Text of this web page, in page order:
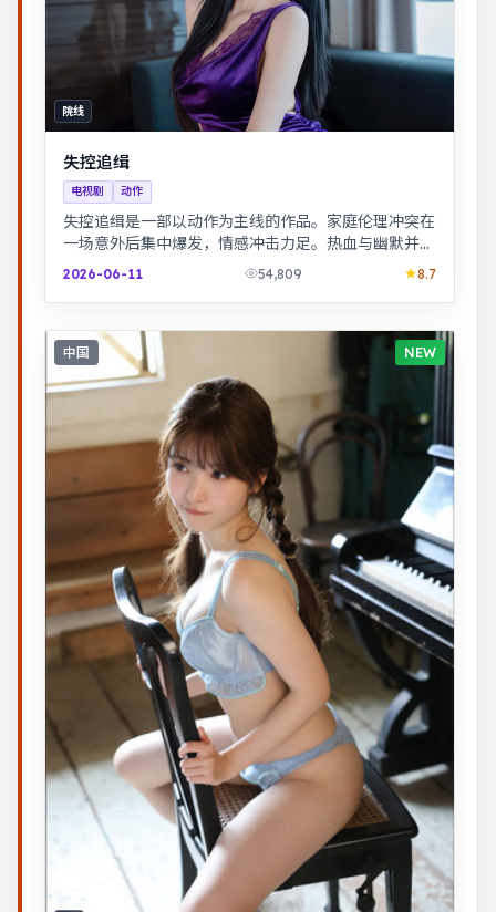
院线
失控追缉
电视剧 动作
失控追缉是一部以动作为主线的作品。家庭伦理冲突在
一场意外后集中爆发，情感冲击力足。热血与幽默并
存，友情与信念贯穿始终，适合全家观看。
2026-06-11 54,809 8.7
中国 NEW